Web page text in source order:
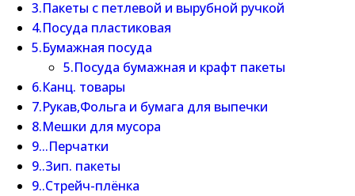
3.Пакеты с петлевой и вырубной ручкой
4.Посуда пластиковая
5.Бумажная посуда
5.Посуда бумажная и крафт пакеты
6.Канц. товары
7.Рукав,Фольга и бумага для выпечки
8.Мешки для мусора
9...Перчатки
9..Зип. пакеты
9..Стрейч-плёнка